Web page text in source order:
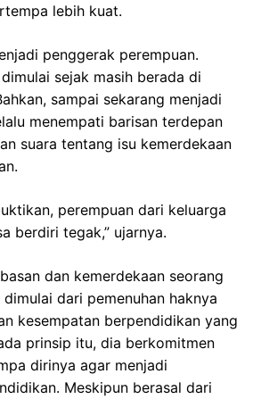
lebih kuat.
penggerak perempuan.
sejak masih berada di
sampai sekarang menjadi
menempati barisan terdepan
suara tentang isu kemerdekaan
perempuan dari keluarga
berdiri tegak,” ujarnya.
dan kemerdekaan seorang
dari pemenuhan haknya
kesempatan berpendidikan yang
prinsip itu, dia berkomitmen
dirinya agar menjadi
Meskipun berasal dari